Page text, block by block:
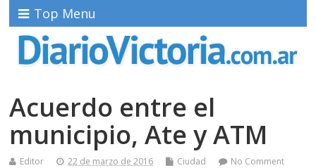
Top Menu
Acuerdo entre el
municipio, Ate y ATM
Editor 22 de marzo de 2016 Ciudad No Comment